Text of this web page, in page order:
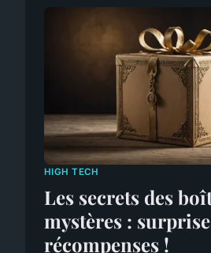
HIGH TECH
Les secrets des
mystères :
récompenses !